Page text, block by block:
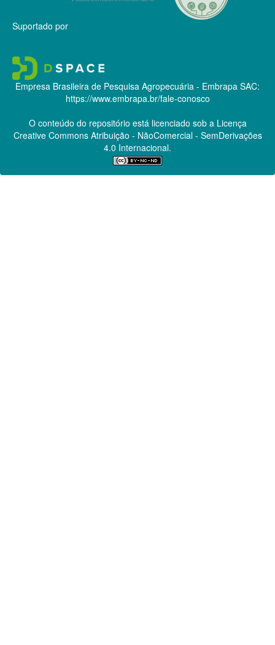
Suportado por
Empresa Brasileira de Pesquisa Agropecuária - Embrapa SAC:
https://www.embrapa.br/fale-conosco
O conteúdo do repositório está licenciado sob a Licença
Creative CommonsAtribuição - NãoComercial - SemDerivações
4.0 Internacional.